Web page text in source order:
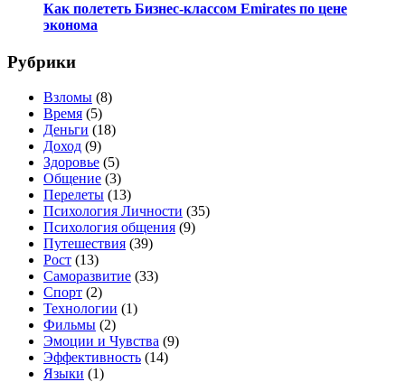
Как полететь Бизнес-классом Emirates по цене
эконома
Рубрики
Взломы (8)
Время (5)
Деньги (18)
Доход (9)
Здоровье (5)
Общение (3)
Перелеты (13)
Психология Личности (35)
Психология общения (9)
Путешествия (39)
Рост (13)
Саморазвитие (33)
Спорт (2)
Технологии (1)
Фильмы (2)
Эмоции и Чувства (9)
Эффективность (14)
Языки (1)